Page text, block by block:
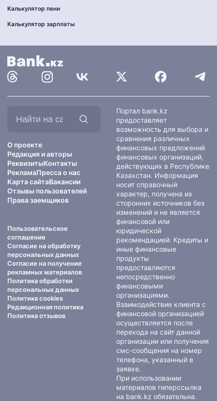
Калькулятор пени
Калькулятор зарплаты
О проекте
Редакция и авторы
РеквизитыКонтакты
РекламаПресса о нас
Карта сайтаВакансии
Отзывы пользователей
Права заемщиков
Пользовательское
соглашение
Согласие на обработку
персональных данных
Согласие на получение
рекламных материалов
Политика обработки
персональных данных
Политика cookies
Редакционная политика
Политика отзывов
Портал bank.kz
предоставляет
возможность для выбора и
сравнения различных
финансовых предложений
финансовых организаций,
действующих в Республике
Казахстан. Информация
носит справочный
характер, получена из
сторонних источников без
изменений и не является
финансовой или
юридической
рекомендацией. Кредиты и
иные финансовые
продукты
предоставляются
непосредственно
финансовыми
организациями.
Взаимодействие клиента с
финансовой организацией
осуществляется после
перехода на сайт данной
организации или получения
смс-сообщения на номер
телефона, указанный в
заявке.
При использовании
материалов гиперссылка
на bank.kz обязательна.